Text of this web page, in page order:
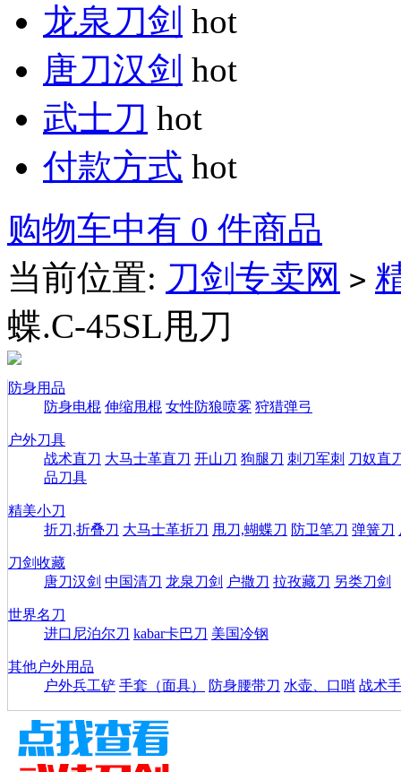
龙泉刀剑 hot
唐刀汉剑 hot
武士刀 hot
付款方式 hot
购物车中有 0 件商品
当前位置: 刀剑专卖网 >
蝶.C-45SL甩刀
防身用品
防身电棍 伸缩甩棍 女性防狼喷雾 狩猎弹弓
户外刀具
战术直刀 大马士革直刀 开山刀 狗腿刀 刺刀军刺 刀奴直
品刀具
精美小刀
折刀,折叠刀 大马士革折刀 甩刀,蝴蝶刀 防卫笔刀 弹簧刀
刀剑收藏
唐刀汉剑 中国清刀 龙泉刀剑 户撒刀 拉孜藏刀 另类刀剑
世界名刀
进口尼泊尔刀 kabar卡巴刀 美国冷钢
其他户外用品
户外兵工铲 手套（面具） 防身腰带刀 水壶、口哨 战术